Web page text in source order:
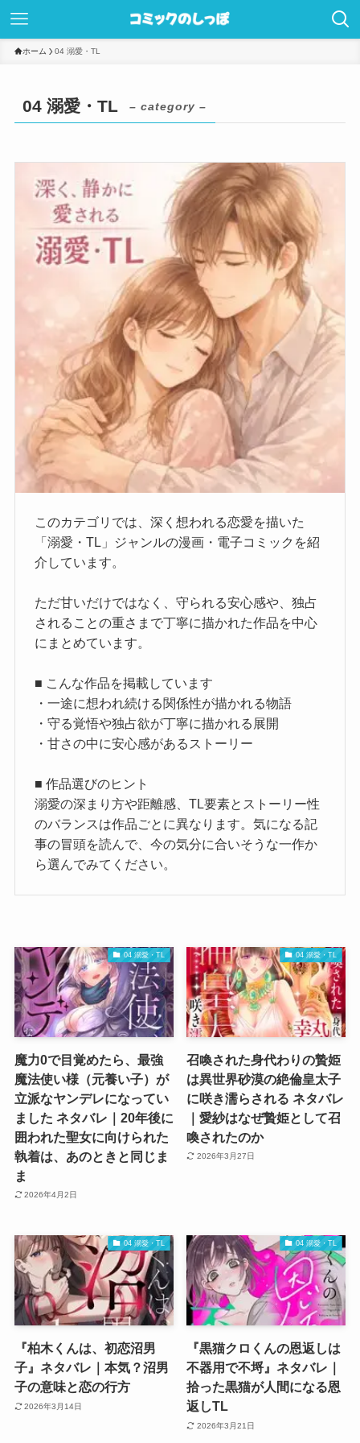
ホーム 04 溺愛・TL
04 溺愛・TL – category –
このカテゴリでは、深く想われる恋愛を描いた
「溺愛・TL」ジャンルの漫画・電子コミックを紹
介しています。
ただ甘いだけではなく、守られる安心感や、独占
されることの重さまで丁寧に描かれた作品を中心
にまとめています。
■ こんな作品を掲載しています
・一途に想われ続ける関係性が描かれる物語
・守る覚悟や独占欲が丁寧に描かれる展開
・甘さの中に安心感があるストーリー
■ 作品選びのヒント
溺愛の深まり方や距離感、TL要素とストーリー性
のバランスは作品ごとに異なります。気になる記
事の冒頭を読んで、今の気分に合いそうな一作か
ら選んでみてください。
04 溺愛・TL
魔力0で目覚めたら、最強
魔法使い様（元養い子）が
立派なヤンデレになってい
ました ネタバレ｜20年後に
囲われた聖女に向けられた
執着は、あのときと同じま
ま
2026年4月2日
04 溺愛・TL
召喚された身代わりの贄姫
は異世界砂漠の絶倫皇太子
に咲き濡らされる ネタバレ
｜愛紗はなぜ贄姫として召
喚されたのか
2026年3月27日
04 溺愛・TL
『柏木くんは、初恋沼男
子』ネタバレ｜本気？沼男
子の意味と恋の行方
2026年3月14日
04 溺愛・TL
『黒猫クロくんの恩返しは
不器用で不埒』ネタバレ｜
拾った黒猫が人間になる恩
返しTL
2026年3月21日